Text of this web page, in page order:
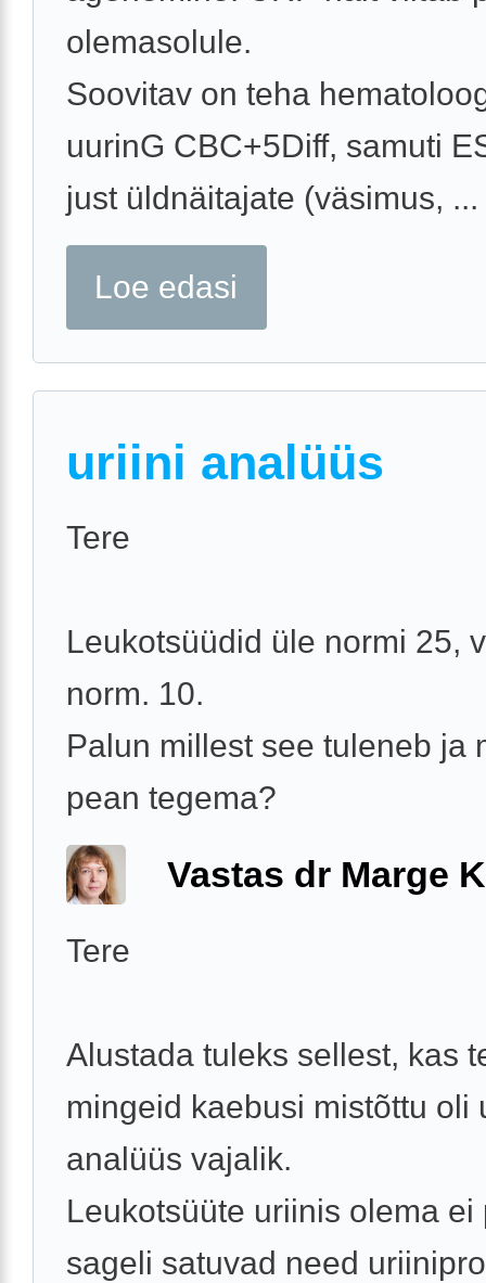
olemasolule.
Soovitav on teha
uurinG CBC+5Diff, samuti
just üldnäitajate (väsimus, ...
Loe edasi
uriini analüüs
Tere
Leukotsüüdid üle normi 25,
norm. 10.
Palun millest see tuleneb ja
pean tegema?
Vastas dr Marge
Tere
Alustada tuleks sellest, kas
mingeid kaebusi mistõttu oli
analüüs vajalik.
Leukotsüüte uriinis olema ei
sageli satuvad need